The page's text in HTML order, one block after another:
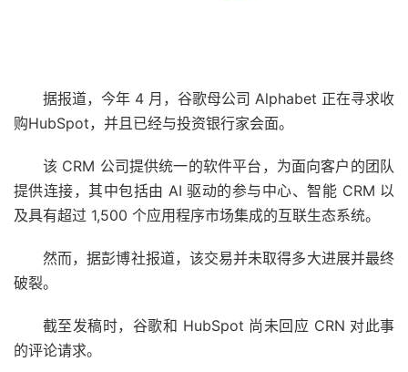
据报道，今年 4 月，谷歌母公司 Alphabet 正在寻求收
购HubSpot，并且已经与投资银行家会面。
该 CRM 公司提供统一的软件平台，为面向客户的团队
提供连接，其中包括由 AI 驱动的参与中心、智能 CRM 以
及具有超过 1,500 个应用程序市场集成的互联生态系统。
然而，据彭博社报道，该交易并未取得多大进展并最终
破裂。
截至发稿时，谷歌和 HubSpot 尚未回应 CRN 对此事
的评论请求。